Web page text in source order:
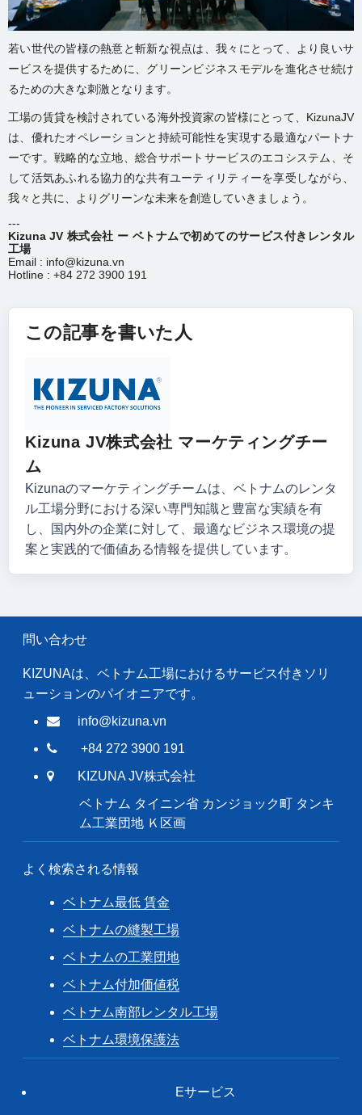
若い世代の皆様の熱意と斬新な視点は、我々にとって、より良いサ
ービスを提供するために、グリーンビジネスモデルを進化させ続け
るための大きな刺激となります。
工場の賃貸を検討されている海外投資家の皆様にとって、KizunaJV
は、優れたオペレーションと持続可能性を実現する最適なパートナ
ーです。戦略的な立地、総合サポートサービスのエコシステム、そ
して活気あふれる協力的な共有ユーティリティーを享受しながら、
我々と共に、よりグリーンな未来を創造していきましょう。
---
Kizuna JV 株式会社 ー ベトナムで初めてのサービス付きレンタル
工場
Email : info@kizuna.vn
Hotline : +84 272 3900 191
この記事を書いた人
Kizuna JV株式会社 マーケティングチー
ム
Kizunaのマーケティングチームは、ベトナムのレンタ
ル工場分野における深い専門知識と豊富な実績を有
し、国内外の企業に対して、最適なビジネス環境の提
案と実践的で価値ある情報を提供しています。
問い合わせ
KIZUNAは、ベトナム工場におけるサービス付きソリ
ューションのパイオニアです。
info@kizuna.vn
+84 272 3900 191
KIZUNA JV株式会社
ベトナム タイニン省 カンジョック町 タンキ
ム工業団地 Ｋ区画
よく検索される情報
ベトナム最低 賃金
ベトナムの縫製工場
ベトナムの工業団地
ベトナム付加価値税
ベトナム南部レンタル工場
ベトナム環境保護法
Eサービス